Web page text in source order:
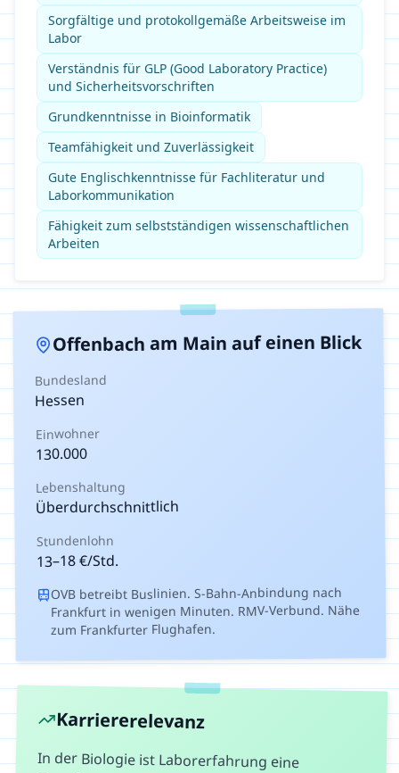
Sorgfältige und protokollgemäße Arbeitsweise im
Labor
Verständnis für GLP (Good Laboratory Practice)
und Sicherheitsvorschriften
Grundkenntnisse in Bioinformatik
Teamfähigkeit und Zuverlässigkeit
Gute Englischkenntnisse für Fachliteratur und
Laborkommunikation
Fähigkeit zum selbstständigen wissenschaftlichen
Arbeiten
Offenbach am Main auf einen Blick
Bundesland
Hessen
Einwohner
130.000
Lebenshaltung
Überdurchschnittlich
Stundenlohn
13–18€/Std.
OVB betreibt Buslinien. S-Bahn-Anbindung nach
Frankfurt in wenigen Minuten. RMV-Verbund. Nähe
zum Frankfurter Flughafen.
Karriererelevanz
In der Biologie ist Laborerfahrung eine
Grundvoraussetzung für den Berufseinstieg –
Werkstudentenstellen bieten die Möglichkeit,
über das Pflichtpraktikum hinaus fundierte
Praxis zu sammeln. Du lernst den Unterschied
zwischen akademischer Forschung und
industrieller Anwendung kennen und kannst
dich frühzeitig spezialisieren. Zudem knüpfst du
Kontakte, die für Abschlussarbeiten und den
späteren Berufseinstieg entscheidend sein